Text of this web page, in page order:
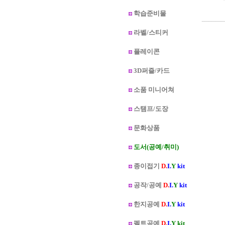
학습준비물
라벨/스티커
플레이콘
3D퍼즐/카드
소품 미니어쳐
스탬프/도장
문화상품
도서(공예/취미)
종이접기 D.I.Ykit
공작/공예 D.I.Ykit
한지공예 D.I.Ykit
펠트공예 D.I.Y kit